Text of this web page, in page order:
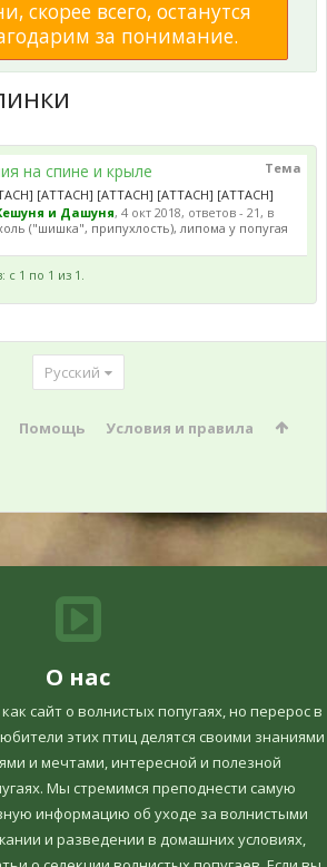
скорее всего, останутся
за понимание.
Тема
на спине и крыле
[ATTACH] [ATTACH] [ATTACH] [ATTACH]
и Дашуня, 4 окт 2018, ответов - 21, в
("шишка", припухлость), липома у попугая
с 1 по 1 из 1.
Русский
Помощь Условия и правила
О нас
сайт о волнистых попугаях, но перерос в
этих птиц делятся своими знаниями
и мечтами, интересной и полезной
Мы стремимся преподнести самую
информацию об уходе за волнистыми
и разведении в домашних условиях,